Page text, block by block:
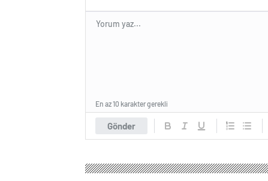
Gönder
En az 10 karakter gerekli